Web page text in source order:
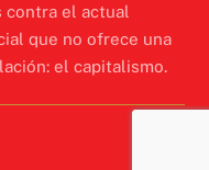
contra el actual
que no ofrece una
el capitalismo.